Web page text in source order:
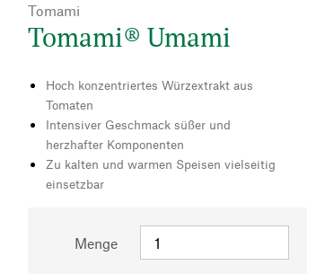
Tomami
Tomami® Umami
Hoch konzentriertes Würzextrakt aus
Tomaten
Intensiver Geschmack süßer und
herzhafter Komponenten
Zu kalten und warmen Speisen vielseitig
einsetzbar
Menge